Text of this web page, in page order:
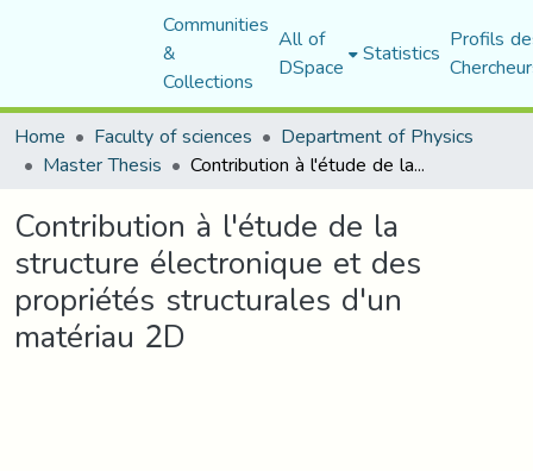
Communities
&
Collections
All of
DSpace Statistics Profils
Home
Faculty of sciences Department of Physics
Master Thesis Contribution à l'étude de la structure électronique et des propriétés structurales d'un matériau 2D
Contribution à l'étude de la
structure électronique et des
propriétés structurales d'un
matériau 2D